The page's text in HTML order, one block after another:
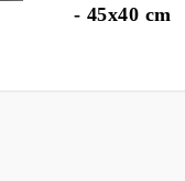
- 45x40 cm